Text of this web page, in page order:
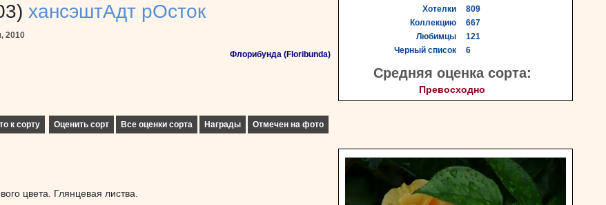
хансэштАдт рОсток
2010
Флорибунда (Floribunda)
Хотелки
809
Коллекцию
667
Любимцы
121
Черный список
6
Средняя оценка сорта:
Превосходно
к сорту Оценить сорт Все оценки сорта Награды Отмечен на фото
цвета. Глянцевая листва.